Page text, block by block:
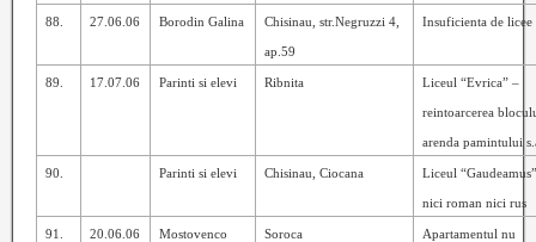
88. 27.06.06 Borodin Galina Chisinau, str.Negruzzi 4,
ap.59
Insuficienta de licee
89. 17.07.06 Parinti si elevi Ribnita Liceul “Evrica” –
reintoarcerea
arenda pamintului
90. Parinti si elevi Chisinau, Ciocana Liceul
nici roman nici rus
91. 20.06.06 Mostovenco Soroca Apartamentul nu